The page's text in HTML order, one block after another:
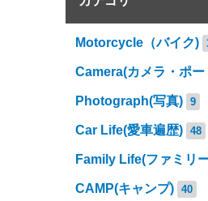
Motorcycle（バイク)
Camera(カメラ・ポー
Photograph(写真) 9
Car Life(愛車遍歴) 48
Family Life(ファミリ
CAMP(キャンプ) 40